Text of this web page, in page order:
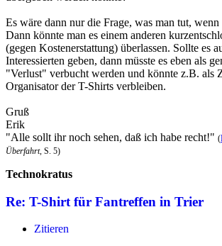
Es wäre dann nur die Frage, was man tut,
Dann könnte man es einem anderen
(gegen Kostenerstattung) überlassen. Sollte es
Interessierten geben, dann müsste es eben als
"Verlust" verbucht werden und könnte z.B. als
Organisator der T-Shirts verbleiben.
Gruß
Erik
"Alle sollt ihr noch sehen, daß ich habe recht!" (
Überfahrt, S. 5)
Technokratus
Re: T-Shirt für Fantreffen in Trier
Zitieren